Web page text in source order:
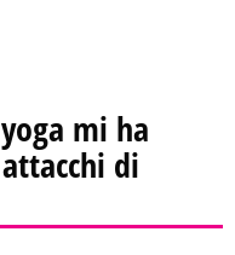
mi ha
di